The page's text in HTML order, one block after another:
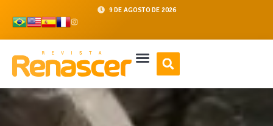
9 DE AGOSTO DE 2026